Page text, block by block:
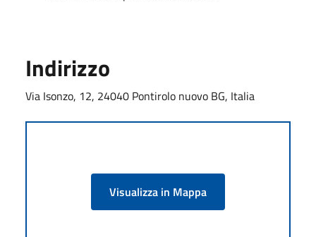
Indirizzo
Via Isonzo, 12, 24040 Pontirolo nuovo BG, Italia
Visualizza in Mappa